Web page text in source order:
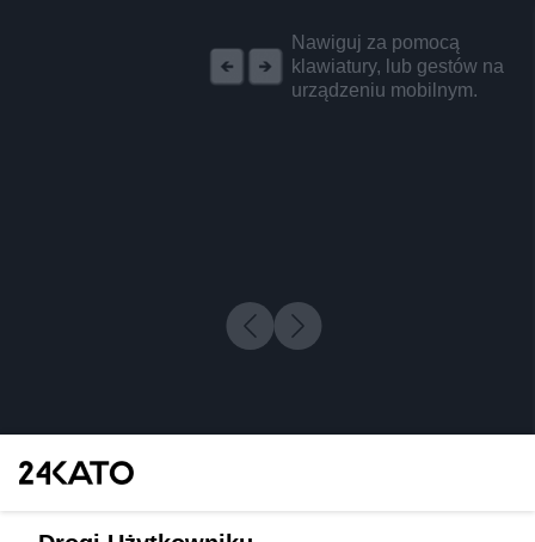
Nawiguj za pomocą
klawiatury, lub gestów na
urządzeniu mobilnym.